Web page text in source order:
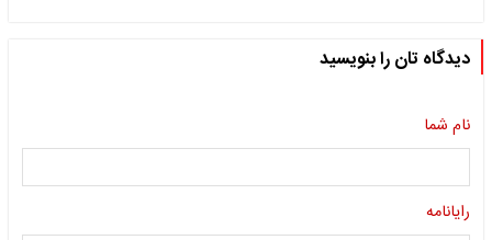
دیدگاه تان را بنویسید
نام شما
رایانامه